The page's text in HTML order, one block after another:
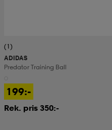
(1)
ADIDAS
Predator Training Ball
199:-
Rek. pris 350:-